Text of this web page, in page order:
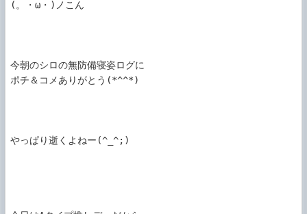
(。・ω・)ノこん
今朝のシロの無防備寝姿ログに
ポチ＆コメありがとう(*^^*)
やっぱり逝くよねー(^_^;)